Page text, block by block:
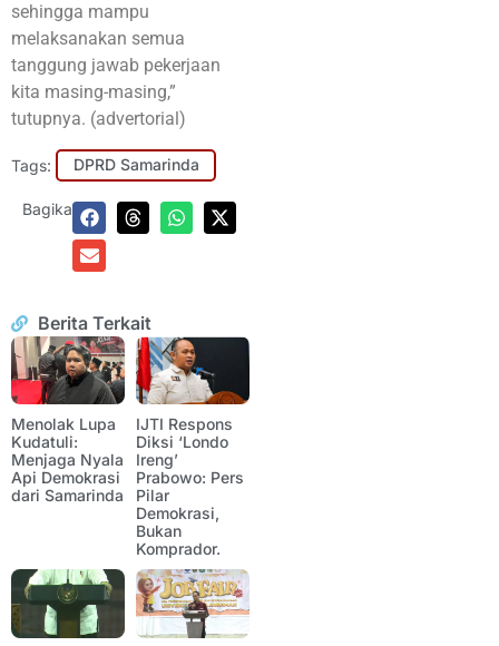
sehingga mampu
melaksanakan semua
tanggung jawab pekerjaan
kita masing-masing,”
tutupnya. (advertorial)
Tags: DPRD Samarinda
Bagikan:
Berita Terkait
Menolak Lupa
Kudatuli:
Menjaga Nyala
Api Demokrasi
dari Samarinda
IJTI Respons
Diksi ‘Londo
Ireng’
Prabowo: Pers
Pilar
Demokrasi,
Bukan
Komprador.